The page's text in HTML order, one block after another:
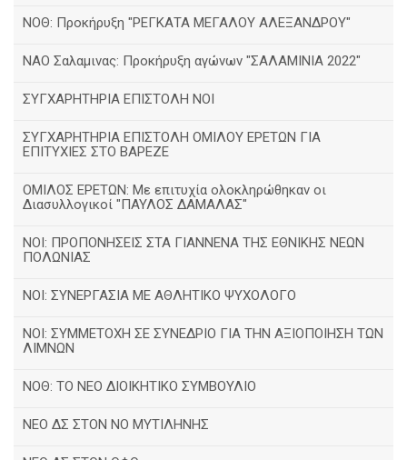
ΝΟΘ: Προκήρυξη "ΡΕΓΚΑΤΑ ΜΕΓΑΛΟΥ ΑΛΕΞΑΝΔΡΟΥ"
ΝΑΟ Σαλαμινας: Προκήρυξη αγώνων "ΣΑΛΑΜΙΝΙΑ 2022"
ΣΥΓΧΑΡΗΤΗΡΙΑ ΕΠΙΣΤΟΛΗ ΝΟΙ
ΣΥΓΧΑΡΗΤΗΡΙΑ ΕΠΙΣΤΟΛΗ ΟΜΙΛΟΥ ΕΡΕΤΩΝ ΓΙΑ
ΕΠΙΤΥΧΙΕΣ ΣΤΟ ΒΑΡΕΖΕ
ΟΜΙΛΟΣ ΕΡΕΤΩΝ: Με επιτυχία ολοκληρώθηκαν οι
Διασυλλογικοί "ΠΑΥΛΟΣ ΔΑΜΑΛΑΣ"
ΝΟΙ: ΠΡΟΠΟΝΗΣΕΙΣ ΣΤΑ ΓΙΑΝΝΕΝΑ ΤΗΣ ΕΘΝΙΚΗΣ ΝΕΩΝ
ΠΟΛΩΝΙΑΣ
ΝΟΙ: ΣΥΝΕΡΓΑΣΙΑ ΜΕ ΑΘΛΗΤΙΚΟ ΨΥΧΟΛΟΓΟ
ΝΟΙ: ΣΥΜΜΕΤΟΧΗ ΣΕ ΣΥΝΕΔΡΙΟ ΓΙΑ ΤΗΝ ΑΞΙΟΠΟΙΗΣΗ ΤΩΝ
ΛΙΜΝΩΝ
ΝΟΘ: ΤΟ ΝΕΟ ΔΙΟΙΚΗΤΙΚΟ ΣΥΜΒΟΥΛΙΟ
ΝΕΟ ΔΣ ΣΤΟΝ ΝΟ ΜΥΤΙΛΗΝΗΣ